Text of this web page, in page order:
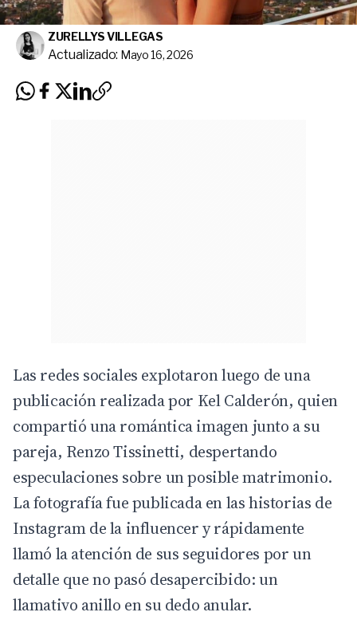
ZURELLYS VILLEGAS
Actualizado: Mayo 16, 2026
Las redes sociales explotaron luego de una
publicación realizada por Kel Calderón, quien
compartió una romántica imagen junto a su
pareja, Renzo Tissinetti, despertando
especulaciones sobre un posible matrimonio.
La fotografía fue publicada en las historias de
Instagram de la influencer y rápidamente
llamó la atención de sus seguidores por un
detalle que no pasó desapercibido: un
llamativo anillo en su dedo anular.